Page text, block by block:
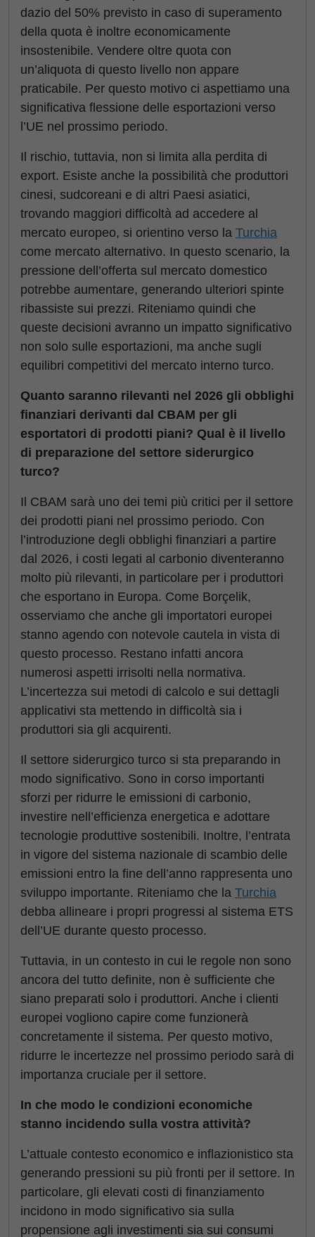
dazio del 50% previsto in caso di superamento
della quota è inoltre economicamente
insostenibile. Vendere oltre quota con
un’aliquota di questo livello non appare
praticabile. Per questo motivo ci aspettiamo una
significativa flessione delle esportazioni verso
l’UE nel prossimo periodo.
Il rischio, tuttavia, non si limita alla perdita di
export. Esiste anche la possibilità che produttori
cinesi, sudcoreani e di altri Paesi asiatici,
trovando maggiori difficoltà ad accedere al
mercato europeo, si orientino verso la Turchia
come mercato alternativo. In questo scenario, la
pressione dell’offerta sul mercato domestico
potrebbe aumentare, generando ulteriori spinte
ribassiste sui prezzi. Riteniamo quindi che
queste decisioni avranno un impatto significativo
non solo sulle esportazioni, ma anche sugli
equilibri competitivi del mercato interno turco.
Quanto saranno rilevanti nel 2026 gli obblighi
finanziari derivanti dal CBAM per gli
esportatori di prodotti piani? Qual è il livello
di preparazione del settore siderurgico
turco?
Il CBAM sarà uno dei temi più critici per il settore
dei prodotti piani nel prossimo periodo. Con
l’introduzione degli obblighi finanziari a partire
dal 2026, i costi legati al carbonio diventeranno
molto più rilevanti, in particolare per i produttori
che esportano in Europa. Come Borçelik,
osserviamo che anche gli importatori europei
stanno agendo con notevole cautela in vista di
questo processo. Restano infatti ancora
numerosi aspetti irrisolti nella normativa.
L’incertezza sui metodi di calcolo e sui dettagli
applicativi sta mettendo in difficoltà sia i
produttori sia gli acquirenti.
Il settore siderurgico turco si sta preparando in
modo significativo. Sono in corso importanti
sforzi per ridurre le emissioni di carbonio,
investire nell’efficienza energetica e adottare
tecnologie produttive sostenibili. Inoltre, l’entrata
in vigore del sistema nazionale di scambio delle
emissioni entro la fine dell’anno rappresenta uno
sviluppo importante. Riteniamo che la Turchia
debba allineare i propri progressi al sistema ETS
dell’UE durante questo processo.
Tuttavia, in un contesto in cui le regole non sono
ancora del tutto definite, non è sufficiente che
siano preparati solo i produttori. Anche i clienti
europei vogliono capire come funzionerà
concretamente il sistema. Per questo motivo,
ridurre le incertezze nel prossimo periodo sarà di
importanza cruciale per il settore.
In che modo le condizioni economiche
stanno incidendo sulla vostra attività?
L’attuale contesto economico e inflazionistico sta
generando pressioni su più fronti per il settore. In
particolare, gli elevati costi di finanziamento
incidono in modo significativo sia sulla
propensione agli investimenti sia sui consumi